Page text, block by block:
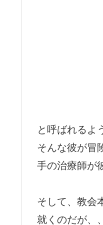
と呼ばれるよ
そんな彼が冒
手の治療師が
そして、教会
就くのだが、、